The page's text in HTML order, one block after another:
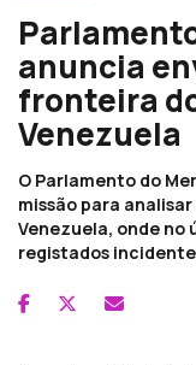
anuncia
fronteira
Venezuela
O Parlamento do
missão para
Venezuela, onde no
registados